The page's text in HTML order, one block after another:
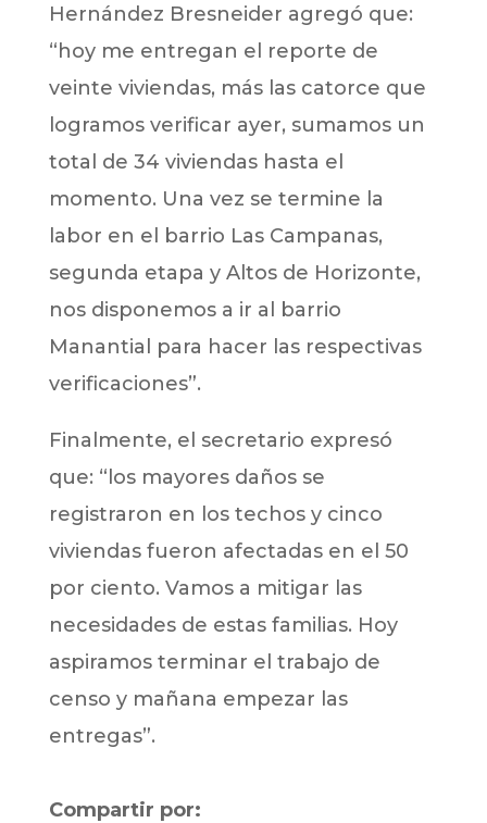
Hernández Bresneider agregó que:
“hoy me entregan el reporte de
veinte viviendas, más las catorce que
logramos verificar ayer, sumamos un
total de 34 viviendas hasta el
momento. Una vez se termine la
labor en el barrio Las Campanas,
segunda etapa y Altos de Horizonte,
nos disponemos a ir al barrio
Manantial para hacer las respectivas
verificaciones”.
Finalmente, el secretario expresó
que: “los mayores daños se
registraron en los techos y cinco
viviendas fueron afectadas en el 50
por ciento. Vamos a mitigar las
necesidades de estas familias. Hoy
aspiramos terminar el trabajo de
censo y mañana empezar las
entregas”.
Compartir por: